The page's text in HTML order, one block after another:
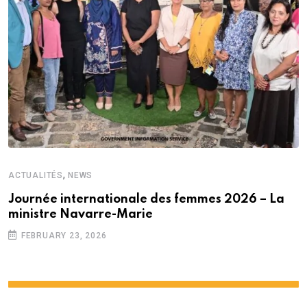
ACTUALITÉS, NEWS
Journée internationale des femmes 2026 – La
ministre Navarre-Marie
FEBRUARY 23, 2026